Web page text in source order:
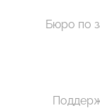
Бюро по